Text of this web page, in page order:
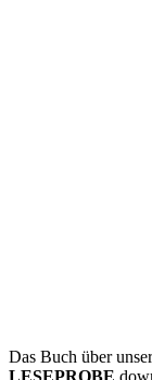
Das Buch über
LESEPROBE